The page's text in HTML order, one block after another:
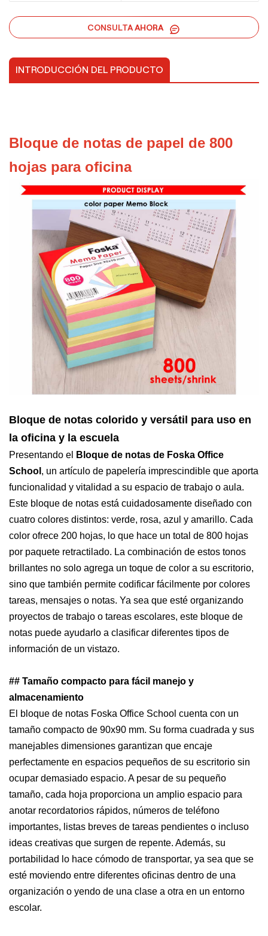
CONSULTA AHORA
INTRODUCCIÓN DEL PRODUCTO
Bloque de notas de papel de 800
hojas para oficina
Bloque de notas colorido y versátil para uso en
la oficina y la escuela
Presentando el
Bloque de notas de Foska Office
School , un artículo de papelería imprescindible que aporta
funcionalidad y vitalidad a su espacio de trabajo o aula.
Este bloque de notas está cuidadosamente diseñado con
cuatro colores distintos: verde, rosa, azul y amarillo. Cada
color ofrece 200 hojas, lo que hace un total de 800 hojas
por paquete retractilado. La combinación de estos tonos
brillantes no solo agrega un toque de color a su escritorio,
sino que también permite codificar fácilmente por colores
tareas, mensajes o notas. Ya sea que esté organizando
proyectos de trabajo o tareas escolares, este bloque de
notas puede ayudarlo a clasificar diferentes tipos de
información de un vistazo.
## Tamaño compacto para fácil manejo y
almacenamiento
El bloque de notas Foska Office School cuenta con un
tamaño compacto de 90x90 mm. Su forma cuadrada y sus
manejables dimensiones garantizan que encaje
perfectamente en espacios pequeños de su escritorio sin
ocupar demasiado espacio. A pesar de su pequeño
tamaño, cada hoja proporciona un amplio espacio para
anotar recordatorios rápidos, números de teléfono
importantes, listas breves de tareas pendientes o incluso
ideas creativas que surgen de repente. Además, su
portabilidad lo hace cómodo de transportar, ya sea que se
esté moviendo entre diferentes oficinas dentro de una
organización o yendo de una clase a otra en un entorno
escolar.